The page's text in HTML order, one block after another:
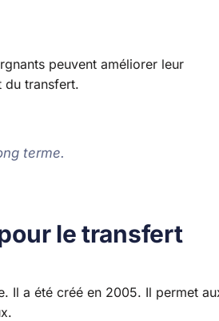
peuvent améliorer leur
du transfert.
terme.
le transfert
Il a été créé en 2005. Il permet